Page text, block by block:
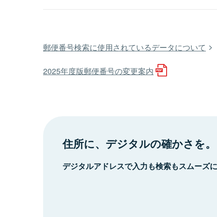
郵便番号検索に使用されているデータについて
2025年度版郵便番号の変更案内
住所に、デジタルの確かさを。
デジタルアドレスで入力も検索もスムーズ